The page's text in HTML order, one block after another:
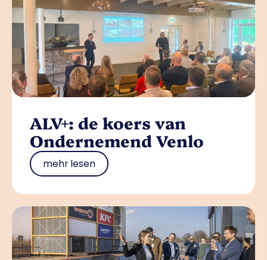
ALV+: de koers van
Ondernemend Venlo
mehr lesen